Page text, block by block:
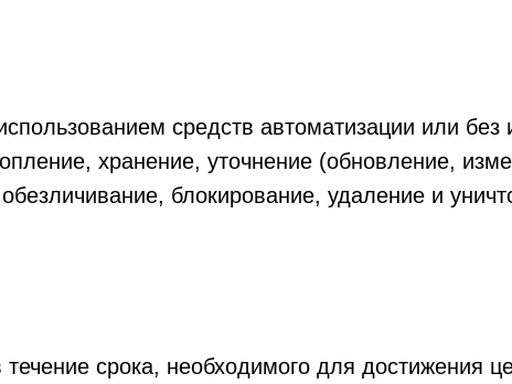
средств автоматизации или без
хранение, уточнение (обновление,
блокирование, удаление и
срока, необходимого для достижения